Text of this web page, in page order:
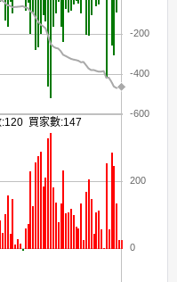
-600
-400
-200
0
200
買家數:147